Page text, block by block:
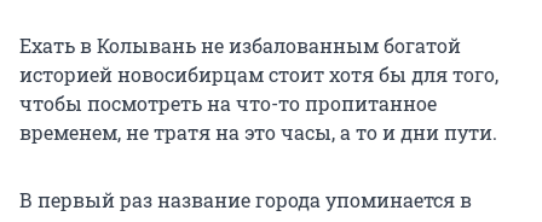
Ехать в Колывань не избалованным богатой
историей новосибирцам стоит хотя бы для того,
чтобы посмотреть на что-то пропитанное
временем, не тратя на это часы, а то и дни пути.
В первый раз название города упоминается в